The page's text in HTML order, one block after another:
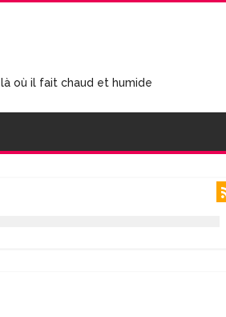
où il fait chaud et humide